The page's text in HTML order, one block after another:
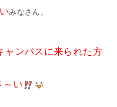
みなさん、
ャンパスに来られた方
～い